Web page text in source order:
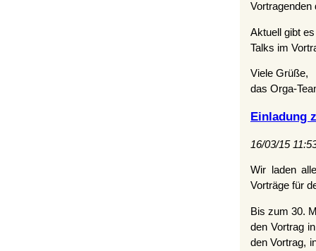
Vortragenden
Aktuell gibt
Talks im
Viele Grüße,
das Orga-
Einladung
16/03/15
Wir laden
Vorträge für
Bis zum 30.
den Vortrag
den Vortrag,